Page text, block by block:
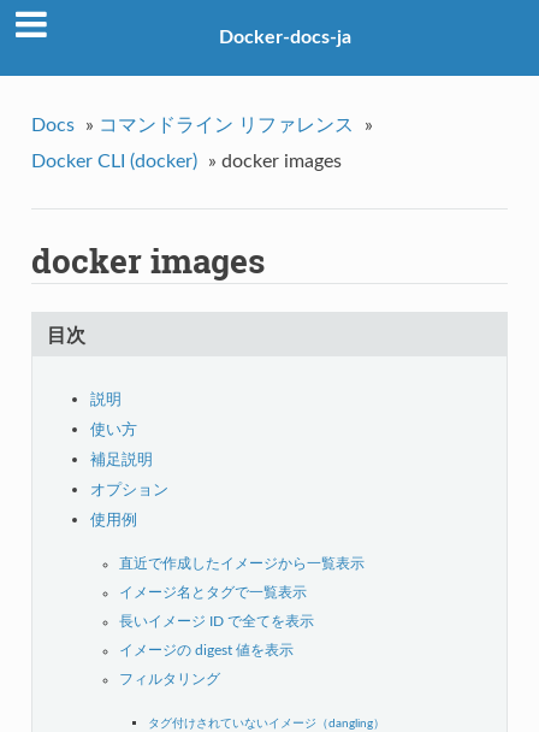
Docker-docs-ja
Docs » コマンドライン リファレンス
»
Docker CLI (docker)
» docker images
docker images
目次
説明
使い方
補足説明
オプション
使用例
直近で作成したイメージから一覧表示
イメージ名とタグで一覧表示
長いイメージ ID で全てを表示
イメージの digest 値を表示
フィルタリング
タグ付けされていないイメージ（dangling）